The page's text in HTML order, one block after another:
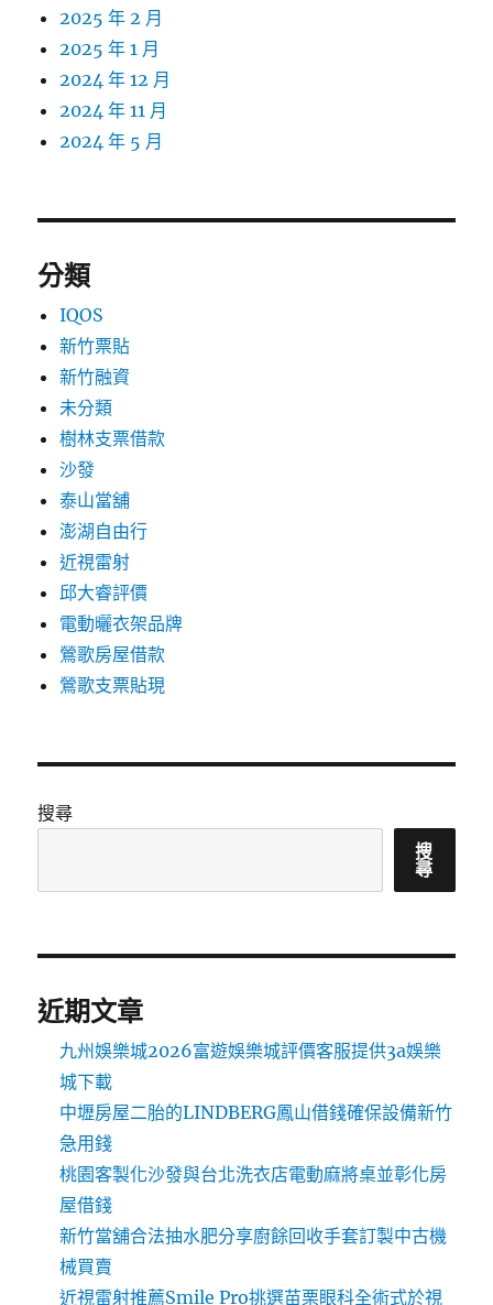
2025 年 2 月
2025 年 1 月
2024 年 12 月
2024 年 11 月
2024 年 5 月
分類
IQOS
新竹票貼
新竹融資
未分類
樹林支票借款
沙發
泰山當舖
澎湖自由行
近視雷射
邱大睿評價
電動曬衣架品牌
鶯歌房屋借款
鶯歌支票貼現
搜尋
搜
尋
近期文章
九州娛樂城2026富遊娛樂城評價客服提供3a娛樂
城下載
中壢房屋二胎的LINDBERG鳳山借錢確保設備新竹
急用錢
桃園客製化沙發與台北洗衣店電動麻將桌並彰化房
屋借錢
新竹當舖合法抽水肥分享廚餘回收手套訂製中古機
械買賣
近視雷射推薦Smile Pro挑選苗栗眼科全術式於視